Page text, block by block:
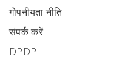
गोपनीयता नीति
संपर्क करें
DPDP